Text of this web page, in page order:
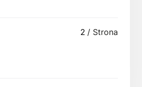
2 / Strona